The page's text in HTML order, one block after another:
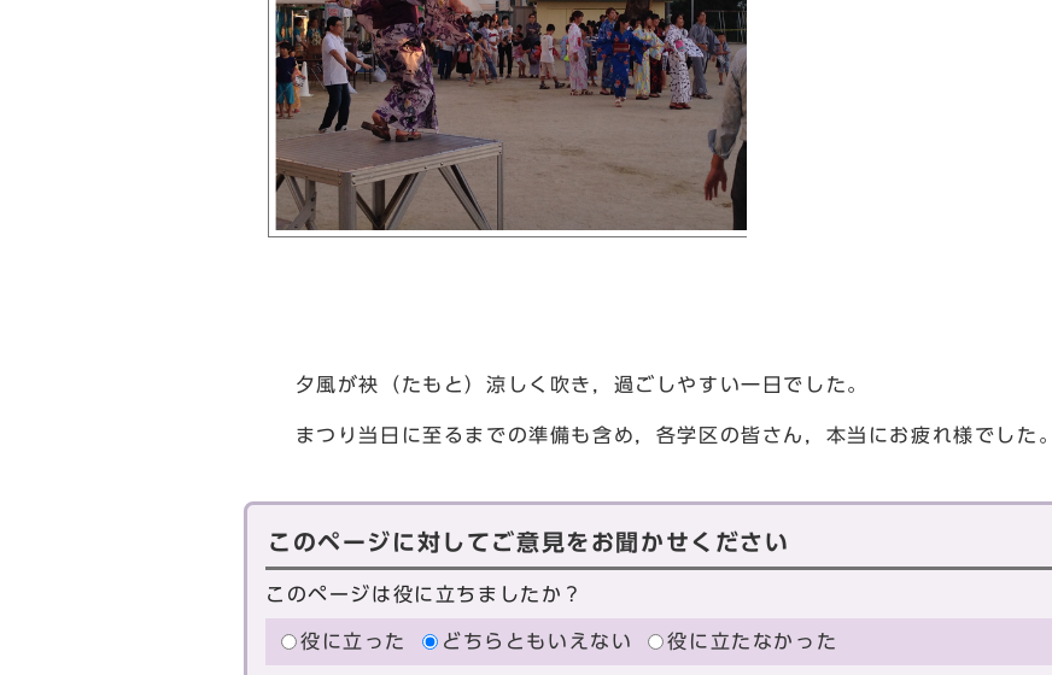
夕風が袂（たもと）涼しく吹き，過ごしやすい一日でした。
まつり当日に至るまでの準備も含め，各学区の皆さん，本当にお疲れ様でした。
このページに対してご意見をお聞かせください
このページは役に立ちましたか？
役に立った どちらともいえない 役に立たなかった